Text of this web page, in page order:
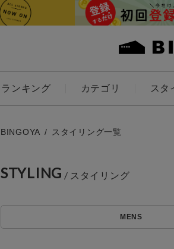
ランキング カテゴリ スタ
LADIES KIDS
BINGOYA スタイリング一覧
STYLING
MENS